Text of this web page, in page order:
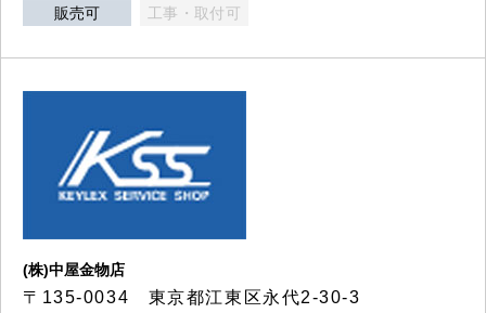
販売可 工事・取付可
(株)中屋金物店
〒135-0034 東京都江東区永代2-30-3